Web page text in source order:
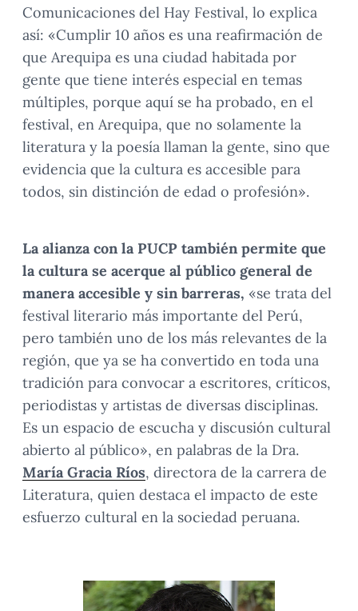
Comunicaciones del Hay Festival, lo explica
así: «Cumplir 10 años es una reafirmación de
que Arequipa es una ciudad habitada por
gente que tiene interés especial en temas
múltiples, porque aquí se ha probado, en el
festival, en Arequipa, que no solamente la
literatura y la poesía llaman la gente, sino que
evidencia que la cultura es accesible para
todos, sin distinción de edad o profesión».
La alianza con la PUCP también permite que
la cultura se acerque al público general de
manera accesible y sin barreras, «se trata del
festival literario más importante del Perú,
pero también uno de los más relevantes de la
región, que ya se ha convertido en toda una
tradición para convocar a escritores, críticos,
periodistas y artistas de diversas disciplinas.
Es un espacio de escucha y discusión cultural
abierto al público», en palabras de la Dra.
María Gracia Ríos, directora de la carrera de
Literatura, quien destaca el impacto de este
esfuerzo cultural en la sociedad peruana.